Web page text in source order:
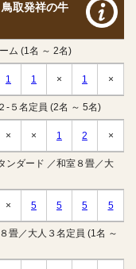
取発祥の牛
ム (1名 ～ 2名)
1 1 × 1 ×
名定員 (2名 ～ 5名)
× × 1 2 ×
ダード ／和室８畳／大
× 5 5 5 5
畳／大人３名定員 (1名 ～